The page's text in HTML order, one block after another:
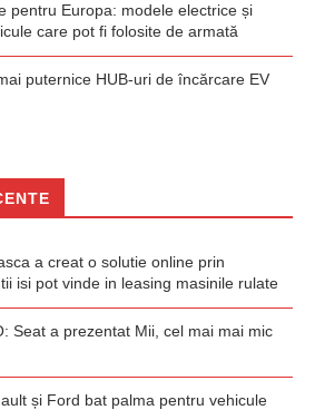
pentru Europa: modele electrice și
care pot fi folosite de armată
puternice HUB-uri de încărcare EV
a creat o solutie online prin
isi pot vinde in leasing masinile rulate
Seat a prezentat Mii, cel mai mai mic
și Ford bat palma pentru vehicule